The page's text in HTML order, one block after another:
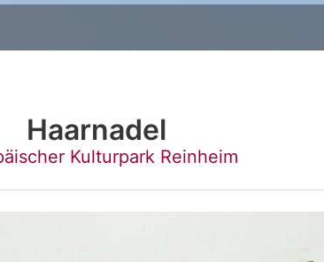
Haarnadel
Kulturpark Reinheim